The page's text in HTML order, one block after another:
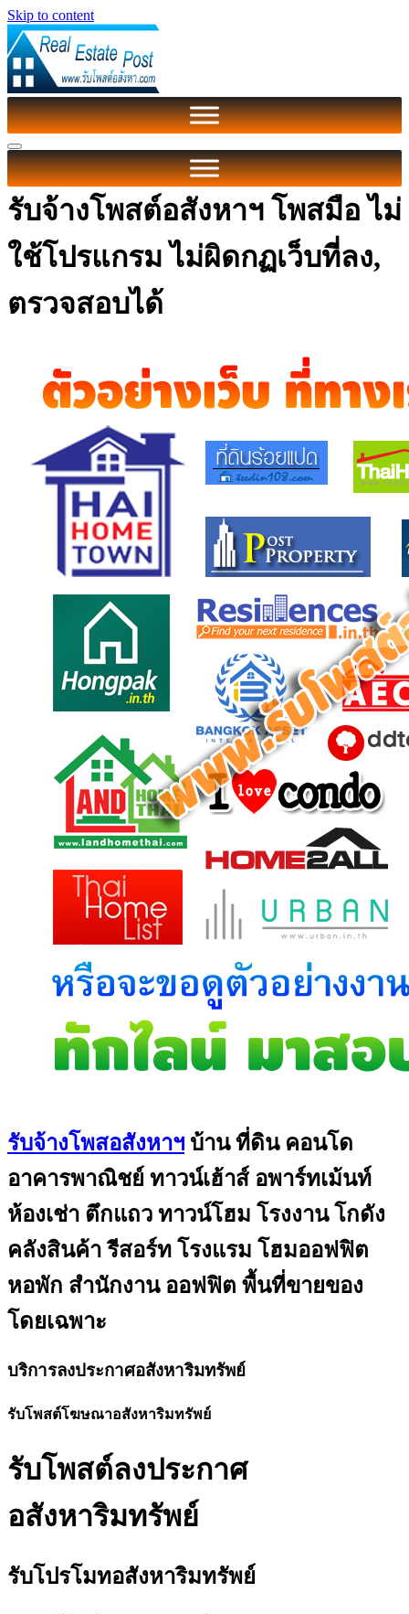
Skip to content
รับจ้างโพสต์อสังหาฯ โพสมือ ไม่
ใช้โปรแกรม ไม่ผิดกฏเว็บที่ลง,
ตรวจสอบได้
รับจ้างโพสอสังหาฯ บ้าน ที่ดิน คอนโด
อาคารพาณิชย์ ทาวน์เฮ้าส์ อพาร์ทเม้นท์
ห้องเช่า ตึกแถว ทาวน์โฮม โรงงาน โกดัง
คลังสินค้า รีสอร์ท โรงแรม โฮมออฟฟิต
หอพัก สำนักงาน ออฟฟิต พื้นที่ขายของ
โดยเฉพาะ
บริการลงประกาศอสังหาริมทรัพย์
รับโพสต์โฆษณาอสังหาริมทรัพย์
รับโพสต์ลงประกาศ
อสังหาริมทรัพย์
รับโปรโมทอสังหาริมทรัพย์